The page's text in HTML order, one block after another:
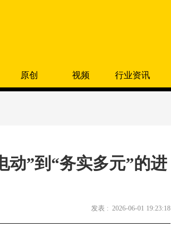
原创 视频 行业资讯
动”到“务实多元”的进
发表 : 2026-06-01 19:23:18